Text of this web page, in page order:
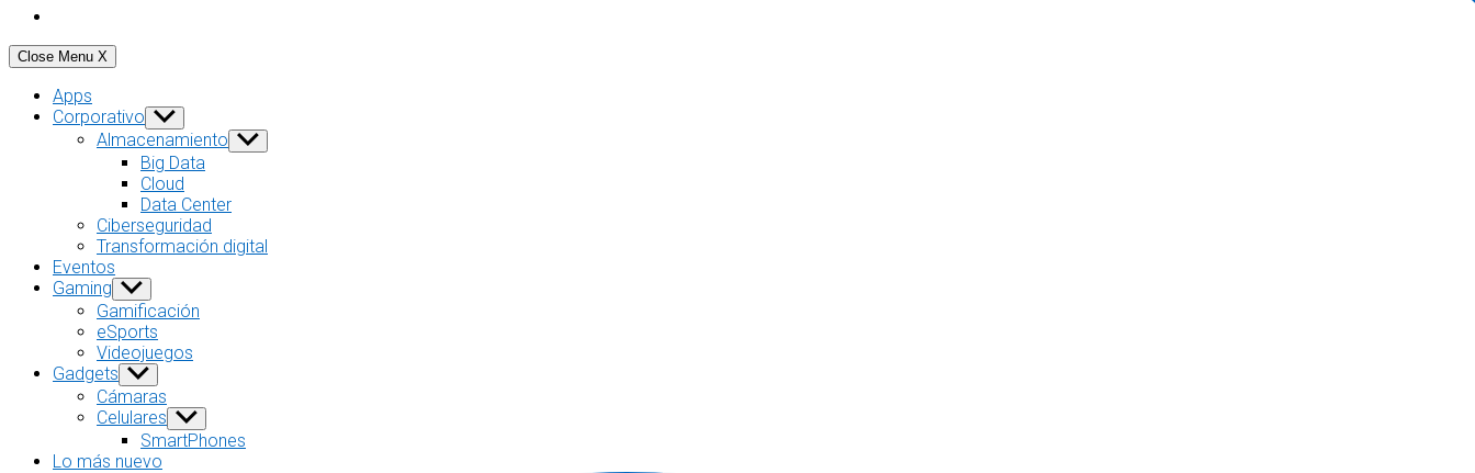
Close Menu X
Apps
Corporativo Show
sub
menu
Almacenamiento Show
sub
Big Data
Cloud
Data Center
Ciberseguridad
Transformación digital
Eventos
Gaming Show
sub
menu
Gamificación
eSports
Videojuegos
Gadgets Show
sub
menu
Cámaras
Celulares Show
sub
menu
SmartPhones
Lo más nuevo